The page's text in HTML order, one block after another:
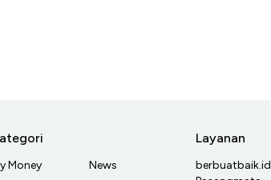
Money News
Layanan
berbuatbaik.id